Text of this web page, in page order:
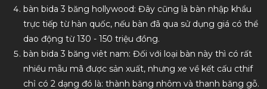
bàn bida 3 băng hollywood: Đây cũng là bàn nhập khẩu
trực tiếp từ hàn quốc, nếu bàn đã qua sử dụng giá có thể
dao động từ 130 - 150 triệu đồng.
bàn bida 3 băng viêt nam: Đối với loại bàn này thì có rất
nhiều mẫu mã được sản xuất, nhưng xe về kết cấu cthif
chỉ có 2 dạng đó là: thành băng nhôm và thanh băng gỗ.